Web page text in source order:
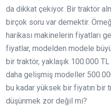
da dikkat çekiyor. Bir traktör
birçok soru var demektir.
harikası makinelerin fiyatları
fiyatlar, modelden modele
bir traktör, yaklaşık 100.000
daha gelişmiş modeller
bu kadar yüksek bir fiyatın bir
düşünmek zor değil mi?